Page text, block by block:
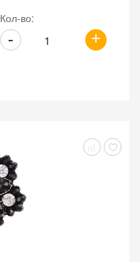
Кол-во:
+
-